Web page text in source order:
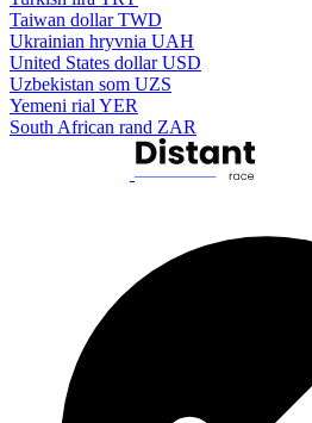
Taiwan dollar TWD
Ukrainian hryvnia UAH
United States dollar USD
Uzbekistan som UZS
Yemeni rial YER
South African rand ZAR